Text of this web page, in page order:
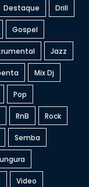
Destaque Drill
Gospel
Jazz
Mix Dj
Pop
RnB Rock
Semba
Video